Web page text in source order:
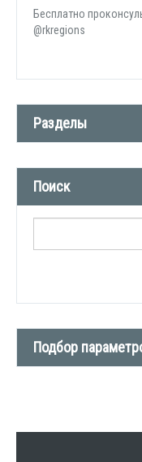
Бесплатно
@rkregions
Разделы
Новости компании
СМИ о нас (1)
Поиск
Подбор